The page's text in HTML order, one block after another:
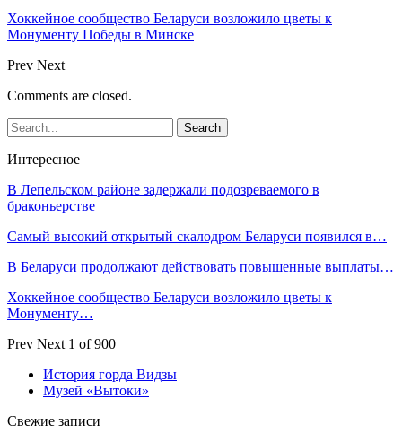
Хоккейное сообщество Беларуси возложило цветы к
Монументу Победы в Минске
Prev Next
Comments are closed.
Интересное
В Лепельском районе задержали подозреваемого в
браконьерстве
Самый высокий открытый скалодром Беларуси появился в…
В Беларуси продолжают действовать повышенные выплаты…
Хоккейное сообщество Беларуси возложило цветы к
Монументу…
Prev Next 1 of 900
История горда Видзы
Музей «Вытоки»
Свежие записи